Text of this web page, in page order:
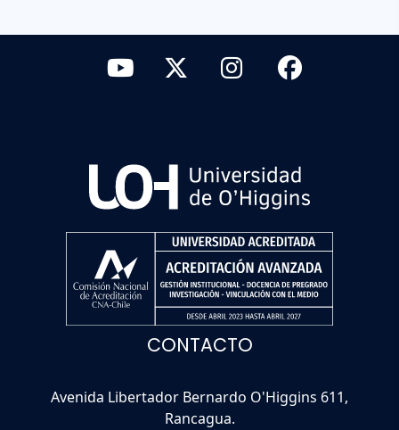
CONTACTO
Avenida Libertador Bernardo O'Higgins 611,
Rancagua.